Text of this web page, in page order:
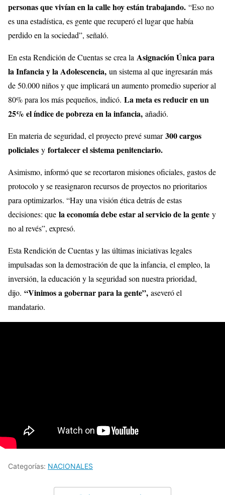
personas que vivían en la calle hoy están trabajando. “Eso no
es una estadística, es gente que recuperó el lugar que había
perdido en la sociedad”, señaló.
En esta Rendición de Cuentas se crea la Asignación Única para
la Infancia y la Adolescencia, un sistema al que ingresarán más
de 50.000 niños y que implicará un aumento promedio superior al
80% para los más pequeños, indicó. La meta es reducir en un
25% el índice de pobreza en la infancia, añadió.
En materia de seguridad, el proyecto prevé sumar300 cargos
policiales y fortalecer el sistema penitenciario.
Asimismo, informó que se recortaron misiones oficiales, gastos de
protocolo y se reasignaron recursos de proyectos no prioritarios
para optimizarlos. “Hay una visión ética detrás de estas
decisiones: que la economía debe estar al servicio de la gente y
no al revés”, expresó.
Esta Rendición de Cuentas y las últimas iniciativas legales
impulsadas son la demostración de que la infancia, el empleo, la
inversión, la educación y la seguridad son nuestra prioridad,
dijo. “Vinimos a gobernar para la gente”, aseveró el
mandatario.
Categorías: NACIONALES